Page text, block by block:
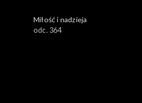
Miłość i nadzieja
odc. 364